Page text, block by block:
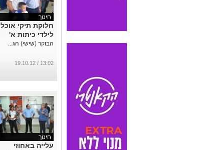
חינוך
חלוקת תיקי אוכל
לילדי כיתות א'
הבוקר (שישי) הג...
13:02 / 19.10.12
חינוך
עלייה באחוזי